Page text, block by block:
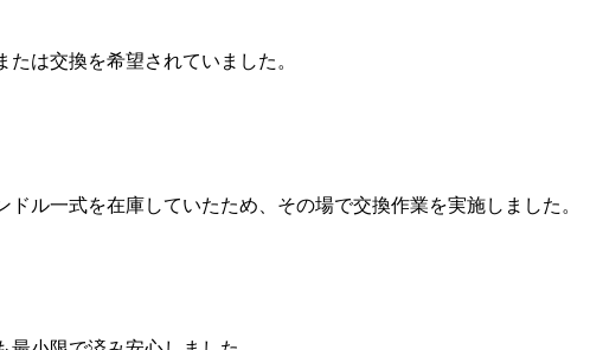
は交換を希望されていました。
ル一式を在庫していたため、その場で交換作業を実施しました。